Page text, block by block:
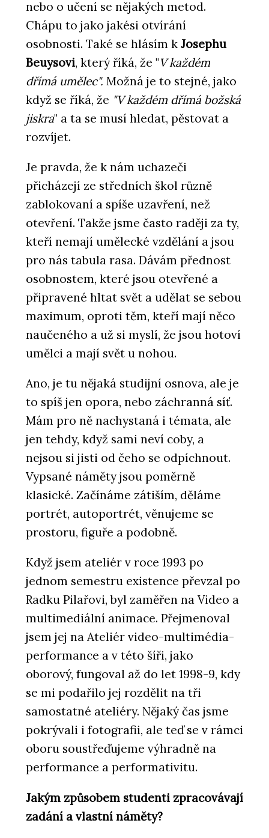
nebo o učení se nějakých metod.
Chápu to jako jakési otvírání
osobnosti. Také se hlásím k Josephu
Beuysovi, který říká, že "V každém
dřímá umělec". Možná je to stejné, jako
když se říká, že "V každém dřímá božská
jiskra" a ta se musí hledat, pěstovat a
rozvíjet.
Je pravda, že k nám uchazeči
přicházejí ze středních škol různě
zablokovaní a spíše uzavření, než
otevření. Takže jsme často raději za ty,
kteří nemají umělecké vzdělání a jsou
pro nás tabula rasa. Dávám přednost
osobnostem, které jsou otevřené a
připravené hltat svět a udělat se sebou
maximum, oproti těm, kteří mají něco
naučeného a už si myslí, že jsou hotoví
umělci a mají svět u nohou.
Ano, je tu nějaká studijní osnova, ale je
to spíš jen opora, nebo záchranná síť.
Mám pro ně nachystaná i témata, ale
jen tehdy, když sami neví coby, a
nejsou si jisti od čeho se odpíchnout.
Vypsané náměty jsou poměrně
klasické. Začínáme zátiším, děláme
portrét, autoportrét, věnujeme se
prostoru, figuře a podobně.
Když jsem ateliér v roce 1993 po
jednom semestru existence převzal po
Radku Pilařovi, byl zaměřen na Video a
multimediální animace. Přejmenoval
jsem jej na Ateliér video-multimédia-
performance a v této šíři, jako
oborový, fungoval až do let 1998-9, kdy
se mi podařilo jej rozdělit na tři
samostatné ateliéry. Nějaký čas jsme
pokrývali i fotografii, ale teď se v rámci
oboru soustřeďujeme výhradně na
performance a performativitu.
Jakým způsobem studenti zpracovávají
zadání a vlastní náměty?